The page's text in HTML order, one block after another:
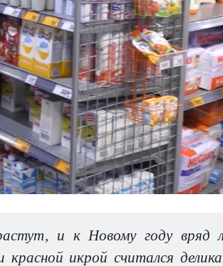
и к Новому году вряд
икрой считался